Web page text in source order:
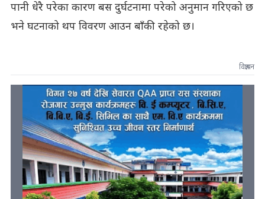
पानी धेरै परेका कारण बस दुर्घटनामा परेको अनुमान गरिएको छ
भने घटनाको थप विवरण आउन बाँकी रहेको छ।
विज्ञापन